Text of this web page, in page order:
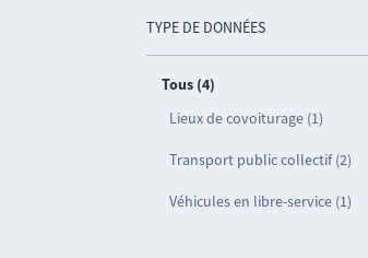
TYPE DE DONNÉES
Tous (4)
Lieux de covoiturage (1)
Transport public collectif (2)
Véhicules en libre-service (1)